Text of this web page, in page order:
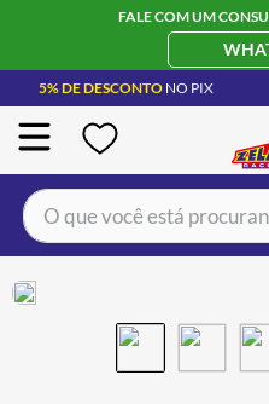
FALE COM UM
5% DE DESCONTO NO PIX
O que você está procurando?
BOTA